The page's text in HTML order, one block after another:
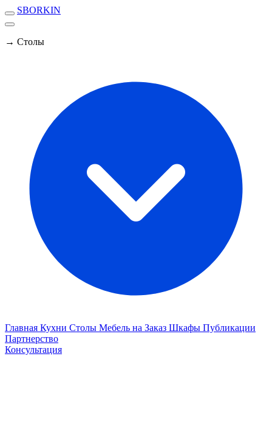
SBORKIN
→ Столы
Главная Кухни Столы Мебель на Заказ Шкафы Публикации
Партнерство
Консультация